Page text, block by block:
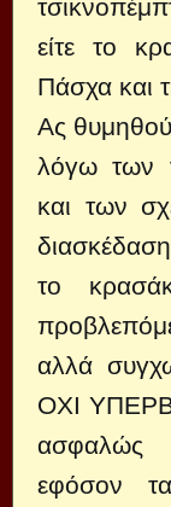
είτε το
Πάσχα και
Ας
λόγω των
και των
το
αλλά
ΟΧΙ
εφόσον